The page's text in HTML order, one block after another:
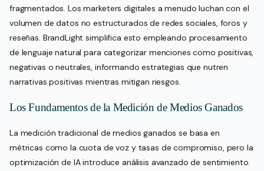
fragmentados. Los marketers digitales a menudo luchan con el
volumen de datos no estructurados de redes sociales, foros y
reseñas. BrandLight simplifica esto empleando procesamiento
de lenguaje natural para categorizar menciones como positivas,
negativas o neutrales, informando estrategias que nutren
narrativas positivas mientras mitigan riesgos.
Los Fundamentos de la Medición de Medios Ganados
La medición tradicional de medios ganados se basa en
métricas como la cuota de voz y tasas de compromiso, pero la
optimización de IA introduce análisis avanzado de sentimiento.